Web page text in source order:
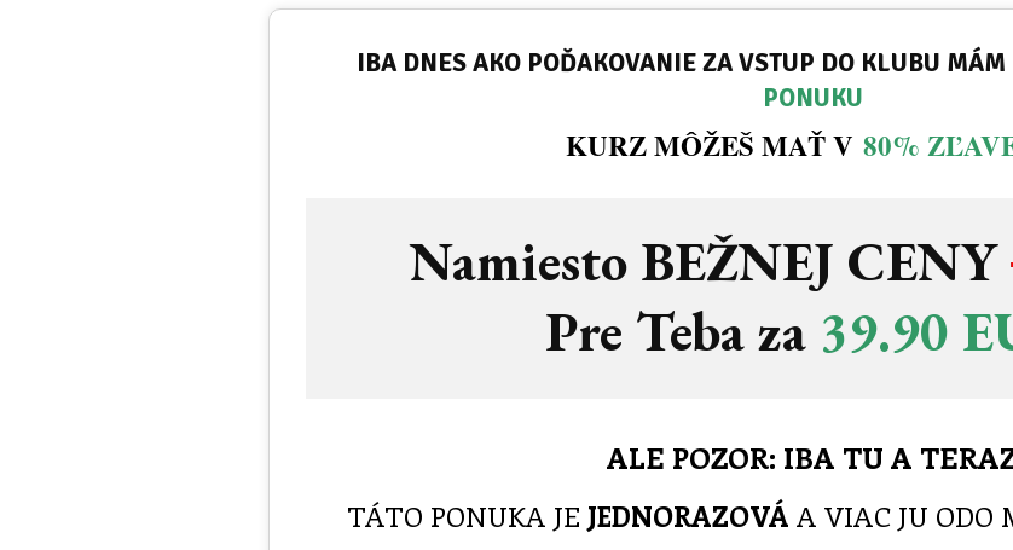
IBA DNES AKO POĎAKOVANIE ZA VSTUP DO KLUBU MÁM
PONUKU
KURZ MÔŽEŠ MAŤ V 80%
Namiesto BEŽNEJ CENY
Pre Teba za 39.90
ALE POZOR: IBA TU A
TÁTO PONUKA JE JEDNORAZOVÁ A VIAC JU ODO